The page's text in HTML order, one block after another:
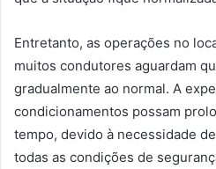
Entretanto, as operações no
muitos condutores aguardam
gradualmente ao normal. A
condicionamentos possam
tempo, devido à necessidade
todas as condições de